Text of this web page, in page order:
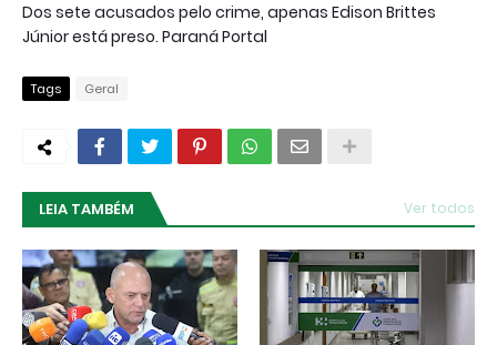
Dos sete acusados pelo crime, apenas Edison Brittes
Júnior está preso. Paraná Portal
Tags Geral
LEIA TAMBÉM Ver todos